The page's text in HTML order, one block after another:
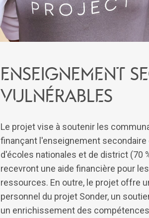
Enseignement
vulnérables
Le projet vise à soutenir les
finançant l'enseignement
d'écoles nationales et de district (70
recevront une aide financière pour
ressources. En outre, le projet offre
personnel du projet Sonder, un
un enrichissement des